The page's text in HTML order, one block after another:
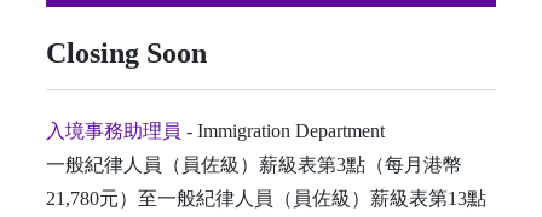
Closing Soon
入境事務助理員 - Immigration Department
一般紀律人員（員佐級）薪級表第3點（每月港幣
21,780元）至一般紀律人員（員佐級）薪級表第13點